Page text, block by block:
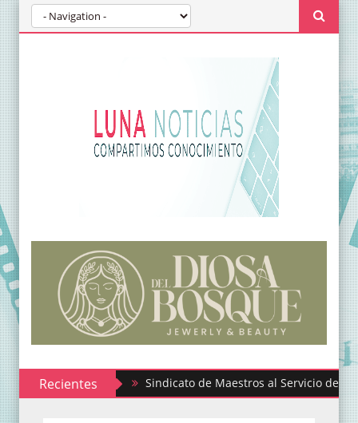
RecientesSindicato de Maestros al Servicio del Estado de